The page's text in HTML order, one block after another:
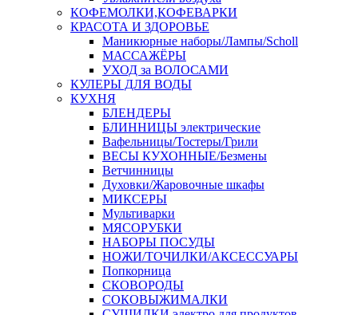
КОФЕМОЛКИ,КОФЕВАРКИ
КРАСОТА И ЗДОРОВЬЕ
Маникюрные наборы/Лампы/Scholl
МАССАЖЁРЫ
УХОД за ВОЛОСАМИ
КУЛЕРЫ ДЛЯ ВОДЫ
КУХНЯ
БЛЕНДЕРЫ
БЛИННИЦЫ электрические
Вафельницы/Тостеры/Грили
ВЕСЫ КУХОННЫЕ/Безмены
Ветчинницы
Духовки/Жаровочные шкафы
МИКСЕРЫ
Мультиварки
МЯСОРУБКИ
НАБОРЫ ПОСУДЫ
НОЖИ/ТОЧИЛКИ/АКСЕССУАРЫ
Попкорница
СКОВОРОДЫ
СОКОВЫЖИМАЛКИ